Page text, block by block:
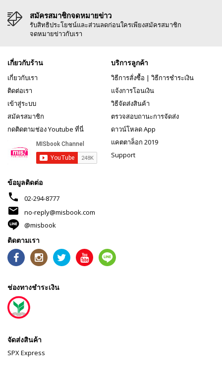
สมัครสมาชิกจดหมายข่าว
รับสิทธิประโยชน์และส่วนลดก่อนใครเพียงสมัครสมาชิก
จดหมายข่าวกับเรา
เกี่ยวกับร้าน
เกี่ยวกับเรา
ติดต่อเรา
เข้าสู่ระบบ
สมัครสมาชิก
กดติดตามช่อง Youtube ที่นี่
บริการลูกค้า
วิธีการสั่งซื้อ | วิธีการชำระเงิน
แจ้งการโอนเงิน
วิธีจัดส่งสินค้า
ตรวจสอบถานะการจัดส่ง
ดาวน์โหลด App
แคตตาล็อก 2019
Support
ข้อมูลติดต่อ
phone 02-294-8777
mail
no-reply@misbook.com
@misbook
ติดตามเรา
ช่องทางชำระเงิน
จัดส่งสินค้า
SPX Express